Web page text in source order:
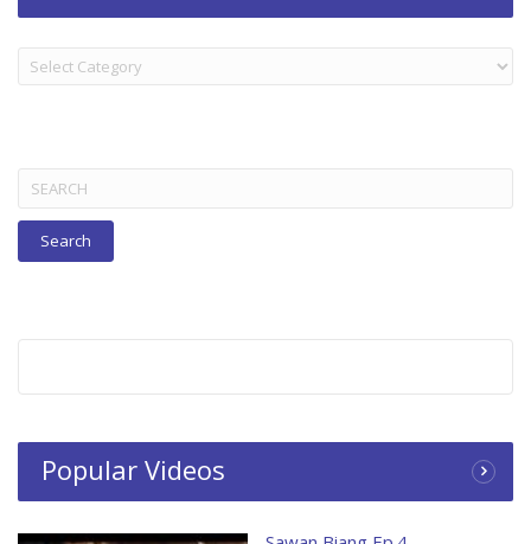
LAKORN:
TITLES
Search
for:
Popular Videos